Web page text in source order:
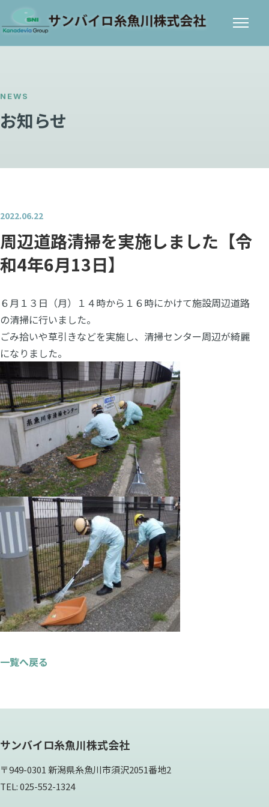
NEWS
お知らせ
2022.06.22
周辺道路清掃を実施しました【令
和4年6月13日】
６月１３日（月）１４時から１６時にかけて施設周辺道路
の清掃に行いました。
ごみ拾いや草引きなどを実施し、清掃センター周辺が綺麗
になりました。
一覧へ戻る
サンバイロ糸魚川株式会社
〒949-0301 新潟県糸魚川市須沢2051番地2
TEL: 025-552-1324